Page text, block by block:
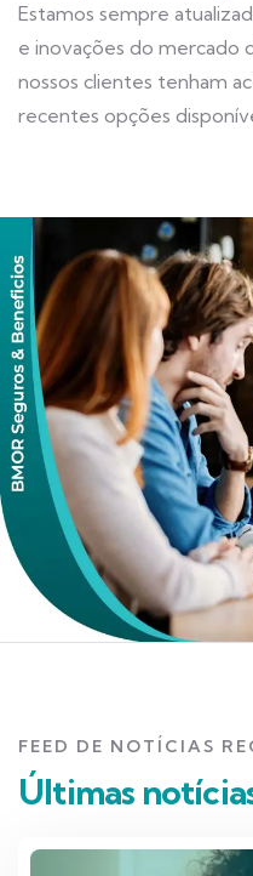
Estamos sempre
e inovações do mercado
nossos clientes tenham
recentes opções
FEED DE NOTÍCIAS
Últimas